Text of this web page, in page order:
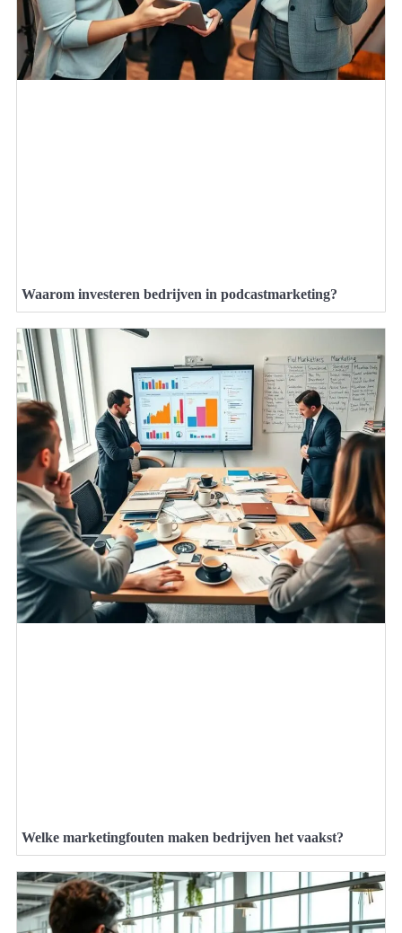
Waarom investeren bedrijven in podcastmarketing?
Welke marketingfouten maken bedrijven het vaakst?